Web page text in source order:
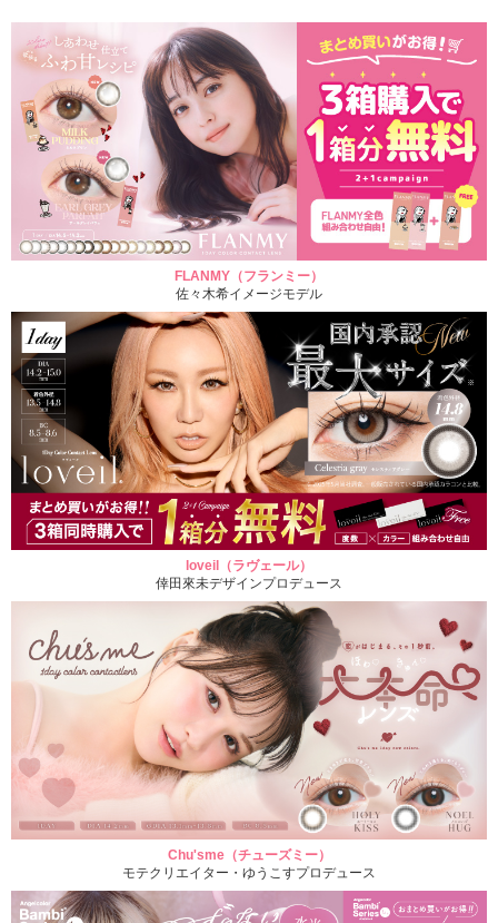
FLANMY（フランミー）
佐々木希イメージモデル
loveil（ラヴェール）
倖田來未デザインプロデュース
Chu'sme（チューズミー）
モテクリエイター・ゆうこすプロデュース